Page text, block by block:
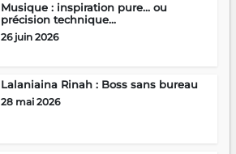
Musique : inspiration pure… ou
précision technique...
26 juin 2026
Lalaniaina Rinah : Boss sans bureau
28 mai 2026